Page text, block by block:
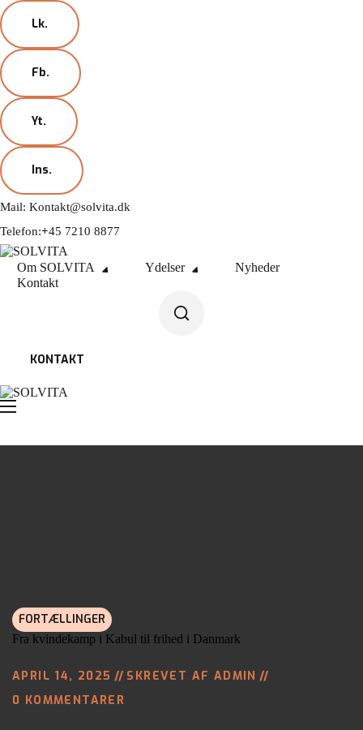
Lk.
Fb.
Yt.
Ins.
Mail: Kontakt@solvita.dk
Telefon:+45 7210 8877
Om SOLVITA Ydelser
Nyheder
Kontakt
KONTAKT
FORTÆLLINGER
Fra kvindekamp i Kabul til frihed i Danmark
APRIL 14, 2025 SKREVET AF ADMIN
0 KOMMENTARER